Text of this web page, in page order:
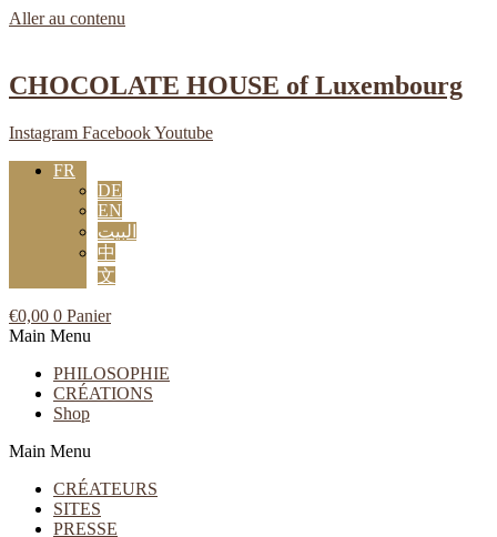
Aller au contenu
CHOCOLATE HOUSE of Luxembourg
Instagram FacebookYoutube
FR
DE
EN
البيت
中
文
€0,00 0 Panier
Main Menu
PHILOSOPHIE
CRÉATIONS
Shop
Main Menu
CRÉATEURS
SITES
PRESSE